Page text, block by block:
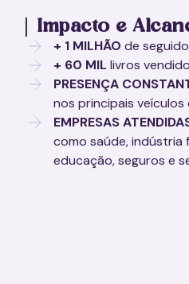
Impacto e
+ 1 MILHÃO de
+ 60 MIL livros
PRESENÇA
nos principais
EMPRESAS
como saúde, indústria
educação, seguros e